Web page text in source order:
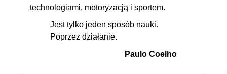
technologiami, motoryzacją i sportem.
Jest tylko jeden sposób nauki.
Poprzez działanie.
Paulo Coelho